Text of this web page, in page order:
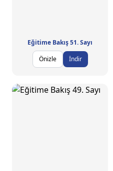
Eğitime Bakış 51. Sayı
Önizle
İndir